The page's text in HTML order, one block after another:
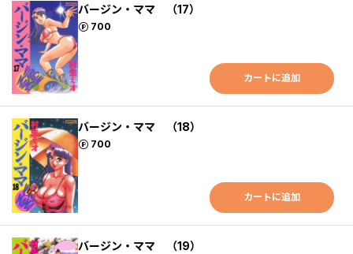
バージン・ママ （17）
700
ポイント
カートに追加
バージン・ママ （18）
700
ポイント
カートに追加
バージン・ママ （19）